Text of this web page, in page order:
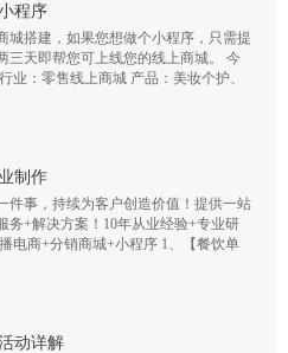
程序
城搭建，如果您想做个小程序，只需提
三天即帮您可上线您的线上商城。 今
业：零售线上商城 产品：美妆个护、
制作
件事，持续为客户创造价值！提供一站
务+解决方案！10年从业经验+专业研
电商+分销商城+小程序 1、【餐饮单
动详解